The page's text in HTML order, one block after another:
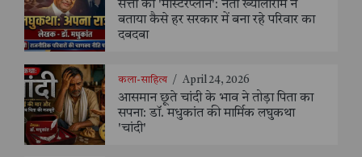
सत्ता का 'मास्टरप्लान': नेता ख्यालीराम ने
बताया कैसे हर सरकार में बना रहे परिवार का
दबदबा
कला-साहित्य / April 24, 2026
आसमान छूते चांदी के भाव ने तोड़ा पिता का
सपना: डॉ. मधुकांत की मार्मिक लघुकथा
'चांदी'